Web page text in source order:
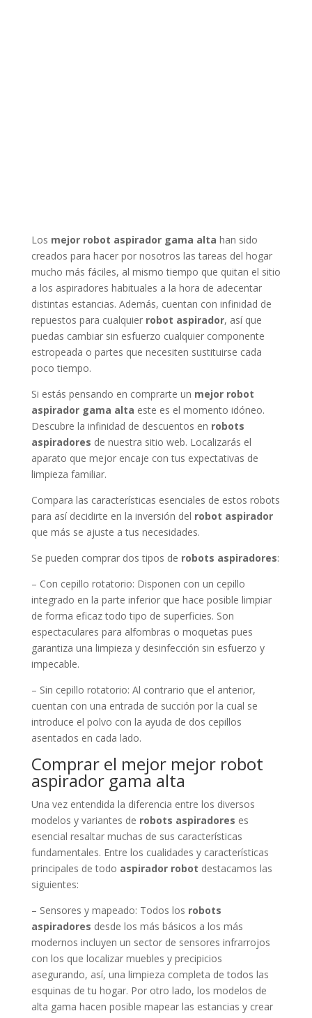
Los mejor robot aspirador gama alta han sido
creados para hacer por nosotros las tareas del hogar
mucho más fáciles, al mismo tiempo que quitan el sitio
a los aspiradores habituales a la hora de adecentar
distintas estancias. Además, cuentan con infinidad de
repuestos para cualquier robot aspirador, así que
puedas cambiar sin esfuerzo cualquier componente
estropeada o partes que necesiten sustituirse cada
poco tiempo.
Si estás pensando en comprarte un mejor robot
aspirador gama alta este es el momento idóneo.
Descubre la infinidad de descuentos en robots
aspiradores de nuestra sitio web. Localizarás el
aparato que mejor encaje con tus expectativas de
limpieza familiar.
Compara las características esenciales de estos robots
para así decidirte en la inversión del robot aspirador
que más se ajuste a tus necesidades.
Se pueden comprar dos tipos de robots aspiradores:
– Con cepillo rotatorio: Disponen con un cepillo
integrado en la parte inferior que hace posible limpiar
de forma eficaz todo tipo de superficies. Son
espectaculares para alfombras o moquetas pues
garantiza una limpieza y desinfección sin esfuerzo y
impecable.
– Sin cepillo rotatorio: Al contrario que el anterior,
cuentan con una entrada de succión por la cual se
introduce el polvo con la ayuda de dos cepillos
asentados en cada lado.
Comprar el mejor mejor robot
aspirador gama alta
Una vez entendida la diferencia entre los diversos
modelos y variantes de robots aspiradores es
esencial resaltar muchas de sus características
fundamentales. Entre los cualidades y características
principales de todo aspirador robot destacamos las
siguientes:
– Sensores y mapeado: Todos los robots
aspiradores desde los más básicos a los más
modernos incluyen un sector de sensores infrarrojos
con los que localizar muebles y precipicios
asegurando, así, una limpieza completa de todos las
esquinas de tu hogar. Por otro lado, los modelos de
alta gama hacen posible mapear las estancias y crear